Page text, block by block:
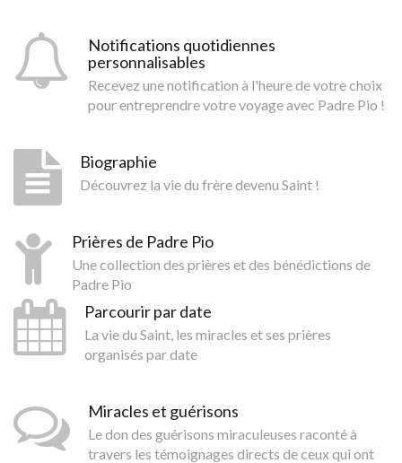
Notifications quotidiennes
personnalisables
Recevez une notification à l'heure de votre choix
pour entreprendre votre voyage avec Padre Pio !
Biographie
Découvrez la vie du frère devenu Saint !
Prières de Padre Pio
Une collection des prières et des bénédictions de
Padre Pio
Parcourir par date
La vie du Saint, les miracles et ses prières
organisés par date
Miracles et guérisons
Le don des guérisons miraculeuses raconté à
travers les témoignages directs de ceux qui ont